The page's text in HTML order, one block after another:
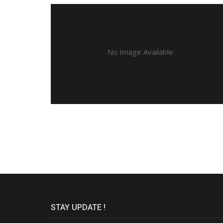
No Image Available
STAY UPDATE !